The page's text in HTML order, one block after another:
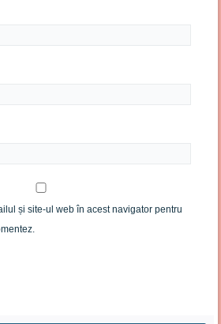
și site-ul web în acest navigator pentru